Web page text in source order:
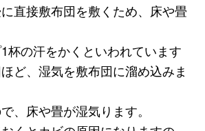
直接敷布団を敷くため、床や畳
杯の汗をかくといわれています
ど、湿気を敷布団に溜め込みま
、床や畳が湿気ります。